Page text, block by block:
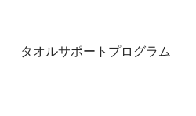
タオルサポートプログラム